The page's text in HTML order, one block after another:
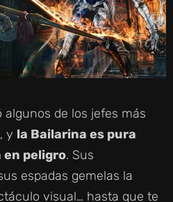
algunos de los jefes más
y la Bailarina es pura
peligro. Sus
espadas gemelas la
visual… hasta que te